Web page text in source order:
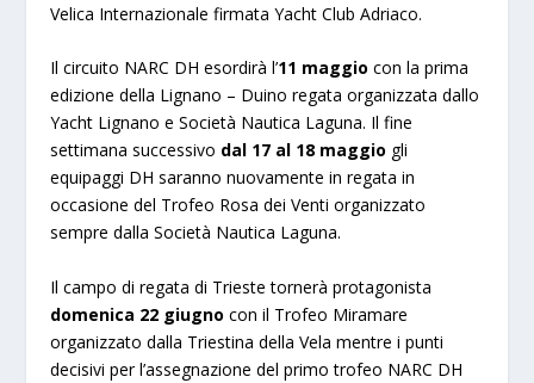
Velica Internazionale firmata Yacht Club Adriaco.
Il circuito NARC DH esordirà l’11 maggio con la prima
edizione della Lignano – Duino regata organizzata dallo
Yacht Lignano e Società Nautica Laguna. Il fine
settimana successivo dal 17 al 18 maggio gli
equipaggi DH saranno nuovamente in regata in
occasione del Trofeo Rosa dei Venti organizzato
sempre dalla Società Nautica Laguna.
Il campo di regata di Trieste tornerà protagonista
domenica 22 giugno con il Trofeo Miramare
organizzato dalla Triestina della Vela mentre i punti
decisivi per l’assegnazione del primo trofeo NARC DH